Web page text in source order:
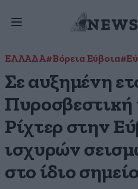
ΕΛΛΑΔΑ#Βόρεια Εύβοια
Σε αυξημένη
Πυροσβεστική
Ρίχτερ στην
ισχυρών
στο ίδιο